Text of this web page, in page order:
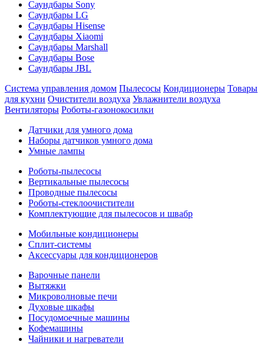
Саундбары Sony
Саундбары LG
Саундбары Hisense
Саундбары Xiaomi
Саундбары Marshall
Саундбары Bose
Саундбары JBL
Система управления домом Пылесосы Кондиционеры Товары
для кухни Очистители воздуха Увлажнители воздуха
Вентиляторы Роботы-газонокосилки
Датчики для умного дома
Наборы датчиков умного дома
Умные лампы
Роботы-пылесосы
Вертикальные пылесосы
Проводные пылесосы
Роботы-стеклоочистители
Комплектующие для пылесосов и швабр
Мобильные кондиционеры
Сплит-системы
Аксессуары для кондиционеров
Варочные панели
Вытяжки
Микроволновые печи
Духовые шкафы
Посудомоечные машины
Кофемашины
Чайники и нагреватели